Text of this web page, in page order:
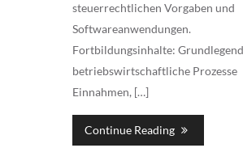
steuerrechtlichen Vorgaben und
Softwareanwendungen.
Fortbildungsinhalte:
betriebswirtschaftliche Prozesse
Einnahmen, […]
Continue Reading